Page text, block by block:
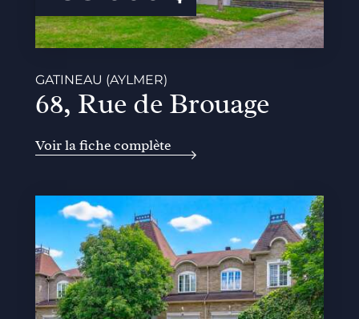
GATINEAU (AYLMER)
68, Rue de Brouage
Voir la fiche complète